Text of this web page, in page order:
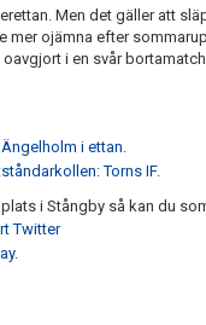
Men det gäller att
mer ojämna efter
oavgjort i en svår
i ettan.
Torns IF.
i Stångby så kan du
Twitter